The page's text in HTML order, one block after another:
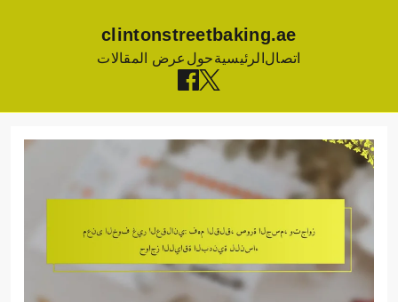
clintonstreetbaking.ae
عرض المقالات حولالرئيسية اتصال